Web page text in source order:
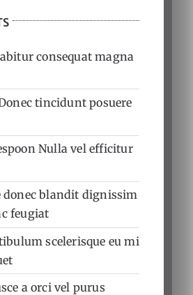
consequat magna
tincidunt posuere
Nulla vel efficitur
donec blandit dignissim
feugiat
scelerisque eu mi
a orci vel purus